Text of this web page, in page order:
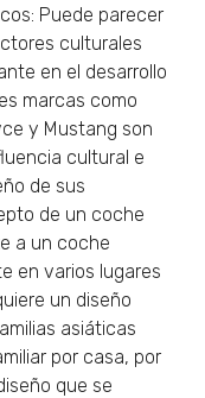
Puede parecer
culturales
en el desarrollo
marcas como
y Mustang son
cultural e
de sus
de un coche
a un coche
en varios lugares
un diseño
asiáticas
por casa, por
que se